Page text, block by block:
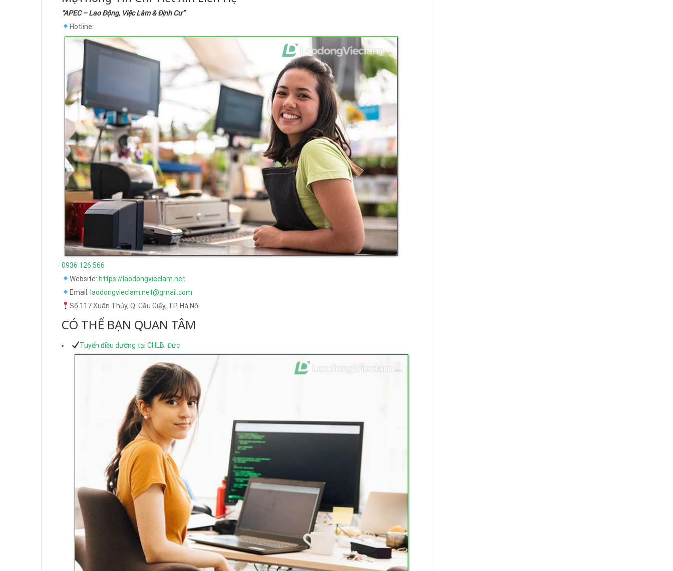
“APEC – Lao Động, Việc Làm & Định Cư”
Hotline:
0936 126 566
Website: https://laodongvieclam.net
Email: laodongvieclam.net@gmail.com
Số 117 Xuân Thủy, Q. Cầu Giấy, TP. Hà Nội
CÓ THỂ BẠN QUAN TÂM
Tuyển điều dưỡng tại CHLB. Đức